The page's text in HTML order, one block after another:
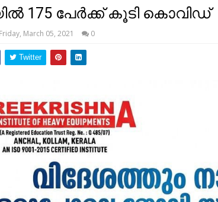
175 പേര്‍ക്ക് കൂടി കൊവിഡ്
Friday, March 05, 2021 0
Twitter